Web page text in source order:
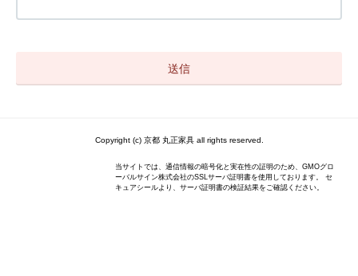
Copyright (c) 京都 丸正家具 all rights reserved.
当サイトでは、通信情報の暗号化と実在性の証明のため、GMOグロ
ーバルサイン株式会社のSSLサーバ証明書を使用しております。 セ
キュアシールより、サーバ証明書の検証結果をご確認ください。